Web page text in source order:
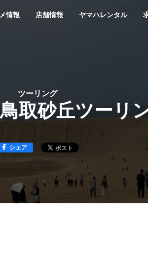
情報 店舗情報 ヤマハレンタル
ツーリング
取砂丘ツーリ
シェア